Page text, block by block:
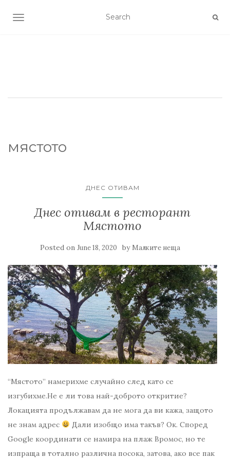
TOGGLE NAVIGATION
мястото
ДНЕС ОТИВАМ
Днес отивам в ресторант
Мястото
Posted on June 18, 2020 by Малките неща
“Мястото” намерихме случайно след като се
изгубихме.Не е ли това най-доброто откритие?
Локацията продължавам да не мога да ви кажа, защото
не знам адрес
Дали изобщо има такъв? Ок. Според
Google координати се намира на плаж Вромос, но те
изпраща в тотално различна посока, затова, ако все пак